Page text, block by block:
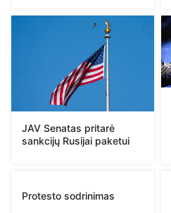
JAV Senatas pritarė
sankcijų Rusijai paketui
Protesto sodrinimas